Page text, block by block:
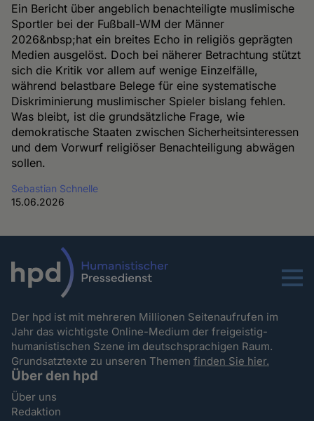
Ein Bericht über angeblich benachteiligte muslimische
Sportler bei der Fußball-WM der Männer
2026&nbsp;hat ein breites Echo in religiös geprägten
Medien ausgelöst. Doch bei näherer Betrachtung stützt
sich die Kritik vor allem auf wenige Einzelfälle,
während belastbare Belege für eine systematische
Diskriminierung muslimischer Spieler bislang fehlen.
Was bleibt, ist die grundsätzliche Frage, wie
demokratische Staaten zwischen Sicherheitsinteressen
und dem Vorwurf religiöser Benachteiligung abwägen
sollen.
Sebastian Schnelle
15.06.2026
Menu
Der hpd ist mit mehreren Millionen Seitenaufrufen im
Jahr das wichtigste Online-Medium der freigeistig-
humanistischen Szene im deutschsprachigen Raum.
Grundsatztexte zu unseren Themenfinden Sie hier.
Über den hpd
Über uns
Redaktion